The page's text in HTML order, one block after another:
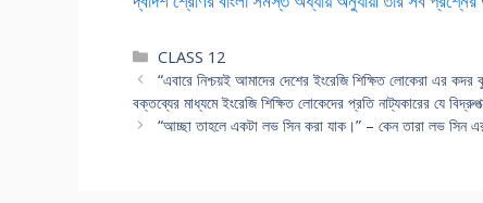
Categories
CLASS 12
“এবারে নিশ্চয়ই আমাদের দেশের ইংরেজি শিক্ষিত লোকেরা এর
বক্তব্যের মাধ্যমে ইংরেজি শিক্ষিত লোকেদের প্রতি নাট্যকারের যে
“আচ্ছা তাহলে একটা লভ সিন করা যাক।” – কেন তারা লভ সিন